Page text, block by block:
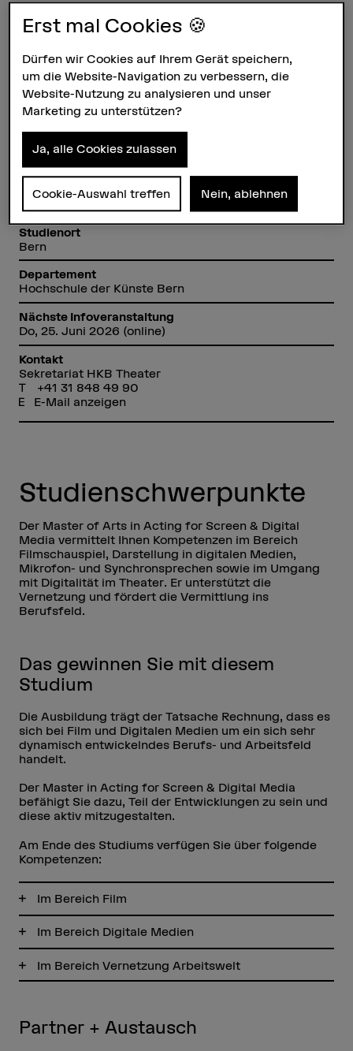
Studienform
Vollzeit (3 Semester), Teilzeit möglich
Studienbeginn
Frühlingssemester 2027
Anmeldefrist
Do, 15. Oktober 2026
Anzahl ECTS
Unterrichtssprache
Studienort
Bern
Departement
Hochschule der Künste Bern
Nächste Infoveranstaltung
Do, 25. Juni 2026 (online)
Kontakt
Sekretariat HKB Theater
+41 31 848 49 90
E-Mail anzeigen
Studienschwerpunkte
Der Master of Arts in Acting for Screen & Digital
Media vermittelt Ihnen Kompetenzen im Bereich
Filmschauspiel, Darstellung in digitalen Medien,
Mikrofon- und Synchronsprechen sowie im Umgang
mit Digitalität im Theater. Er unterstützt die
Vernetzung und fördert die Vermittlung ins
Berufsfeld.
Das gewinnen Sie mit diesem
Studium
Die Ausbildung trägt der Tatsache Rechnung, dass es
sich bei Film und Digitalen Medien um ein sich sehr
dynamisch entwickelndes Berufs- und Arbeitsfeld
handelt.
Der Master in Acting for Screen & Digital Media
befähigt Sie dazu, Teil der Entwicklungen zu sein und
diese aktiv mitzugestalten.
Am Ende des Studiums verfügen Sie über folgende
Kompetenzen:
Im Bereich Film
Im Bereich Digitale Medien
Im Bereich Vernetzung Arbeitswelt
Partner + Austausch
Erst mal Cookies 🍪
Dürfen wir Cookies auf Ihrem Gerät speichern,
um die Website-Navigation zu verbessern, die
Website-Nutzung zu analysieren und unser
Marketing zu unterstützen?
Ja, alle Cookies zulassen
Cookie-Auswahl treffen Nein, ablehnen